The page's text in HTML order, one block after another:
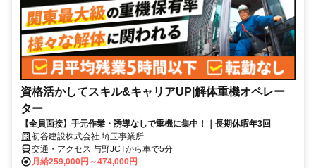
資格活かしてスキル&キャリアUP|解体重機オペレー
ター
【全員面接】手元作業・誘導なしで重機に集中！｜長期休暇年3回
初谷建設株式会社 埼玉事業所
交通・アクセス 与野JCTから車で5分
月給259,000円～474,000円